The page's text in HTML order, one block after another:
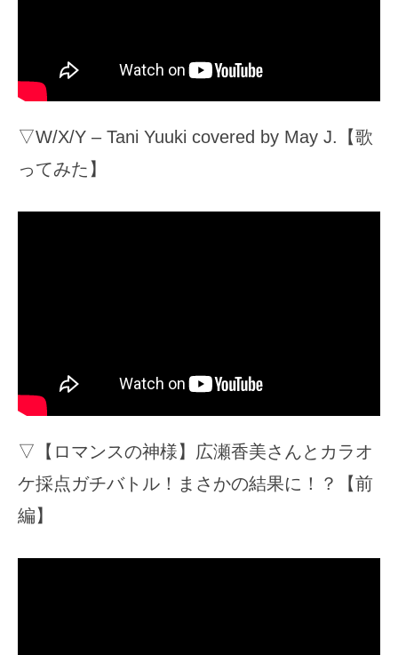
▽W/X/Y – Tani Yuuki covered by May J.【歌
ってみた】
▽【ロマンスの神様】広瀬香美さんとカラオ
ケ採点ガチバトル！まさかの結果に！？【前
編】